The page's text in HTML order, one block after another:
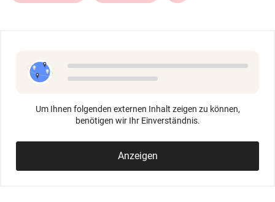
search
eingeben
Um Ihnen folgenden externen Inhalt zeigen zu können,
benötigen wir Ihr Einverständnis.
Anzeigen